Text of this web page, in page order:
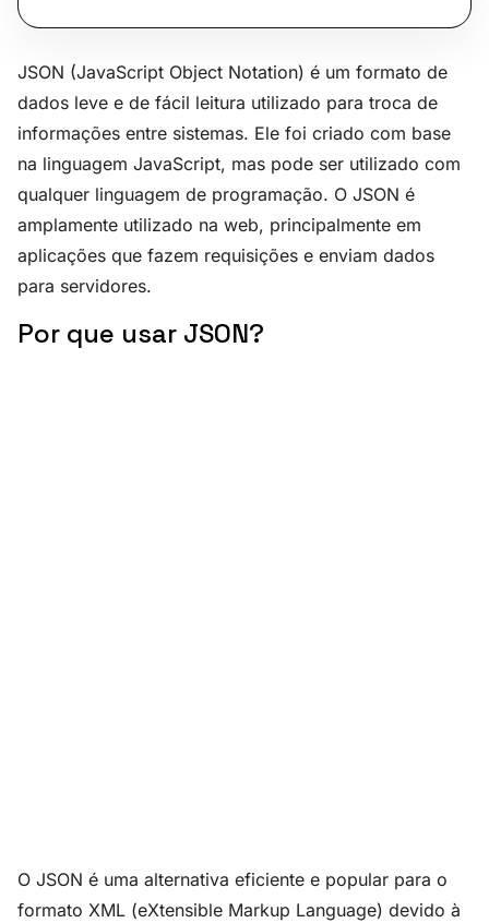
JSON (JavaScript Object Notation) é um formato de
dados leve e de fácil leitura utilizado para troca de
informações entre sistemas. Ele foi criado com base
na linguagem JavaScript, mas pode ser utilizado com
qualquer linguagem de programação. O JSON é
amplamente utilizado na web, principalmente em
aplicações que fazem requisições e enviam dados
para servidores.
Por que usar JSON?
O JSON é uma alternativa eficiente e popular para o
formato XML (eXtensible Markup Language) devido à